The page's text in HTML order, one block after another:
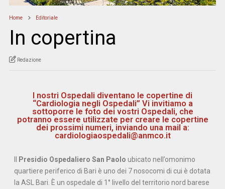
Home Editoriale
In copertina
Redazione
I nostri Ospedali diventano le copertine di
“Cardiologia negli Ospedali” Vi invitiamo a
sottoporre le foto dei vostri Ospedali, che
potranno essere utilizzate per creare le copertine
dei prossimi numeri, inviando una mail a:
cardiologiaospedali@anmco.it
Presidio Ospedaliero San Paolo ubicato nell’omonimo
quartiere periferico di Bari è uno dei 7 nosocomi di cui è dotata
la ASL Bari. È un ospedale di 1° livello del territorio nord barese